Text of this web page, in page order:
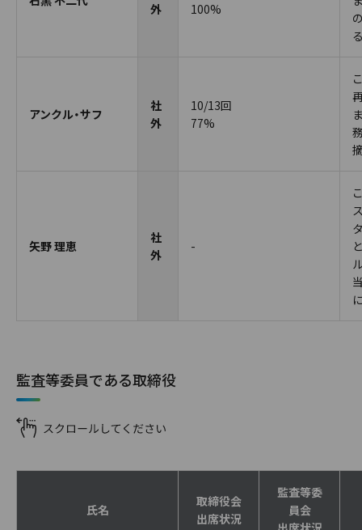
外
100%
アンクル・サフ
社
外
10/13回
77%
矢野 理恵
社
外
-
監査等委員である取締役
氏名
取締役会
出席状況
監査等委
員会